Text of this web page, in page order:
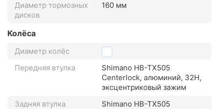
Диаметр тормозных
дисков
160 мм
Колёса
Диаметр колёс
28"
Передняя втулка
Shimano HB-TX505
Centerlock, алюминий, 32H,
эксцентриковый зажим
Задняя втулка
Shimano HB-TX505